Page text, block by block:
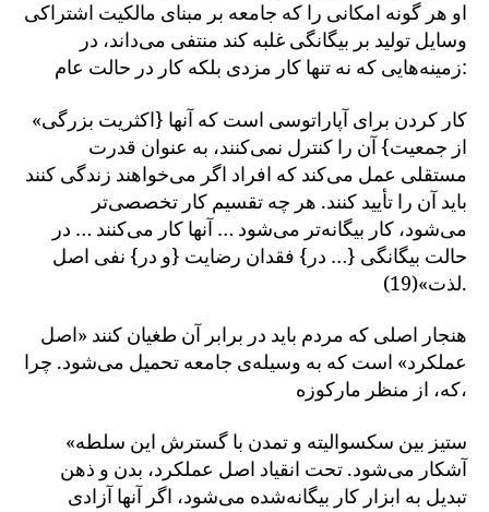
او هر گونه امکانی را که جامعه بر مبنای مالکیت اشتراکی
وسایل تولید بر بیگانگی غلبه کند منتفی می‌داند، در
زمینه‌هایی که نه تنها کار مزدی بلکه کار در حالت عام:
«کار کردن برای آپاراتوسی است که آنها {اکثریت بزرگی
از جمعیت} آن را کنترل نمی‌کنند، به عنوان قدرت
مستقلی عمل می‌کند که افراد اگر می‌خواهند زندگی کنند
باید آن را تأیید کنند. هر چه تقسیم کار تخصصی‌تر
می‌شود، کار بیگانه‌تر می‌شود … آنها کار می‌کنند … در
حالت بیگانگی {… در} فقدان رضایت {و در} نفی اصل
لذت»(19).
هنجار اصلی که مردم باید در برابر آن طغیان کنند «اصل
عملکرد» است که به وسیله‌ی جامعه تحمیل می‌شود. چرا
که، از منظر مارکوزه،
«ستیز بین سکسوالیته و تمدن با گسترش این سلطه
آشکار می‌شود. تحت انقیاد اصل عملکرد، بدن و ذهن
تبدیل به ابزار کار بیگانه‌شده می‌شود، اگر آنها آزادی